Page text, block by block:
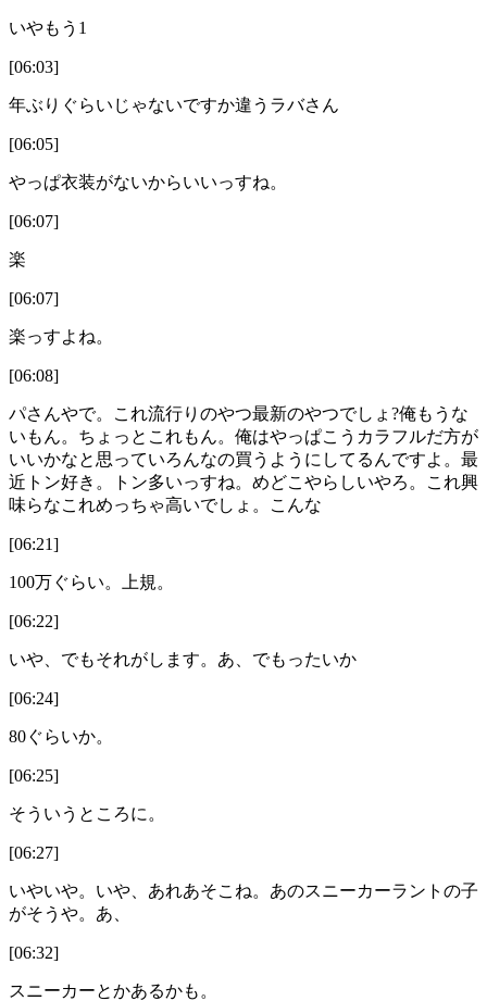
いやもう1
[06:03]
年ぶりぐらいじゃないですか違うラバさん
[06:05]
やっぱ衣装がないからいいっすね。
[06:07]
楽
[06:07]
楽っすよね。
[06:08]
パさんやで。これ流行りのやつ最新のやつでしょ?俺もうな
いもん。ちょっとこれもん。俺はやっぱこうカラフルだ方が
いいかなと思っていろんなの買うようにしてるんですよ。最
近トン好き。トン多いっすね。めどこやらしいやろ。これ興
味らなこれめっちゃ高いでしょ。こんな
[06:21]
100万ぐらい。上規。
[06:22]
いや、でもそれがします。あ、でもったいか
[06:24]
80ぐらいか。
[06:25]
そういうところに。
[06:27]
いやいや。いや、あれあそこね。あのスニーカーラントの子
がそうや。あ、
[06:32]
スニーカーとかあるかも。